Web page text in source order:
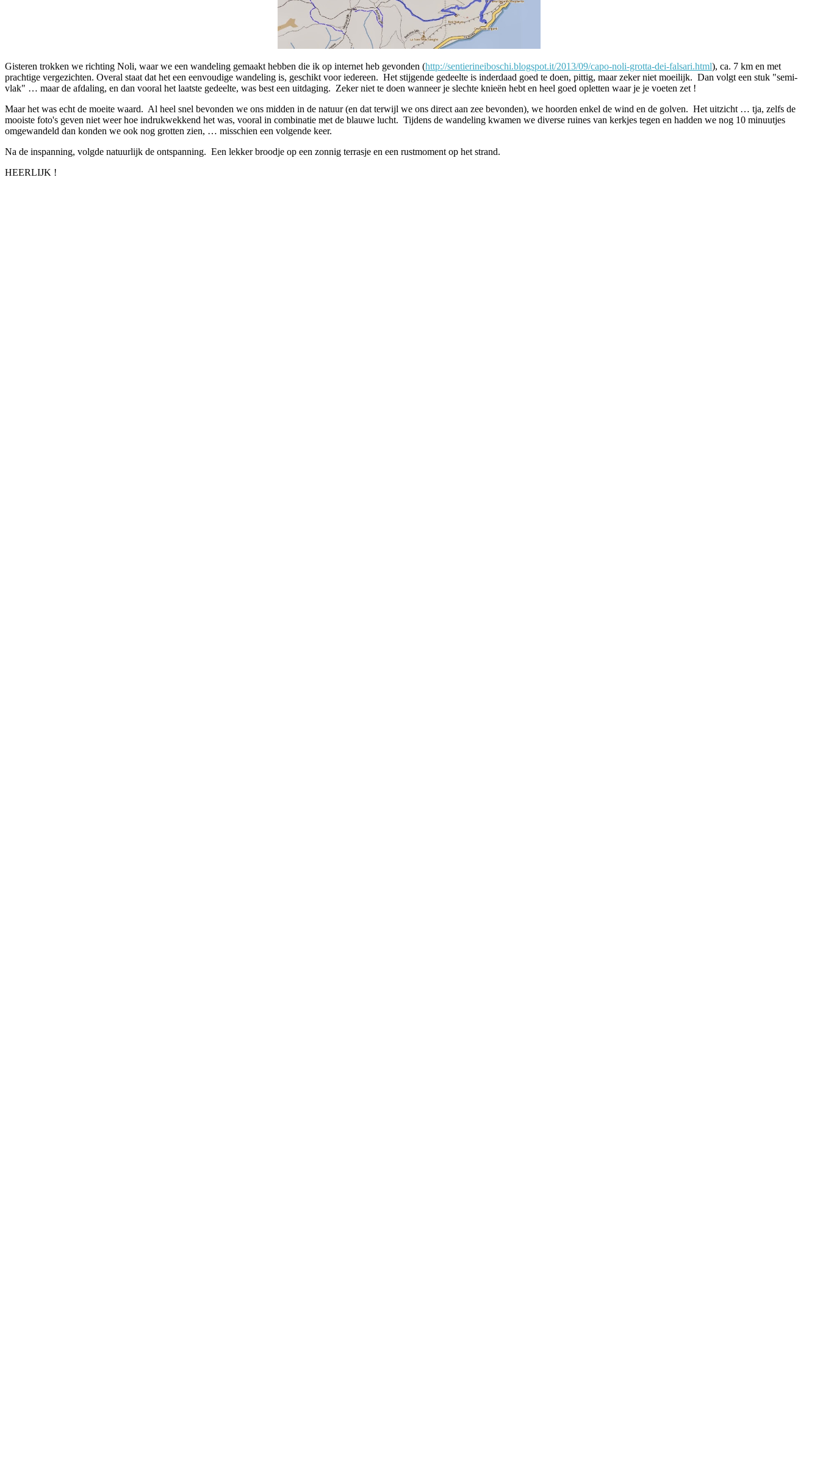
Gisteren trokken we richting Noli, waar we een wandeling gemaakt hebben die ik op internet heb gevonden (http://sentierineiboschi.blogspot.it/2013/09/capo-noli-grotta-dei-falsari.html), ca. 7 km en met
prachtige vergezichten. Overal staat dat het een eenvoudige wandeling is, geschikt voor iedereen. Het stijgende gedeelte is inderdaad goed te doen, pittig, maar zeker niet moeilijk. Dan volgt een stuk "semi-
vlak" … maar de afdaling, en dan vooral het laatste gedeelte, was best een uitdaging. Zeker niet te doen wanneer je slechte knieën hebt en heel goed opletten waar je je voeten zet !
Maar het was echt de moeite waard. Al heel snel bevonden we ons midden in de natuur (en dat terwijl we ons direct aan zee bevonden), we hoorden enkel de wind en de golven. Het uitzicht … tja, zelfs de
mooiste foto's geven niet weer hoe indrukwekkend het was, vooral in combinatie met de blauwe lucht. Tijdens de wandeling kwamen we diverse ruines van kerkjes tegen en hadden we nog 10 minuutjes
omgewandeld dan konden we ook nog grotten zien, … misschien een volgende keer.
Na de inspanning, volgde natuurlijk de ontspanning. Een lekker broodje op een zonnig terrasje en een rustmoment op het strand.
HEERLIJK !